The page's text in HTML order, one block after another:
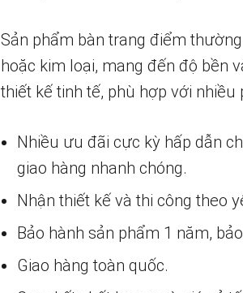
Sản phẩm bàn trang điểm
hoặc kim loại, mang đến độ bền
thiết kế tinh tế, phù hợp với
Nhiều ưu đãi cực kỳ hấp dẫn
giao hàng nhanh chóng.
Nhận thiết kế và thi công theo
Bảo hành sản phẩm 1 năm,
Giao hàng toàn quốc.